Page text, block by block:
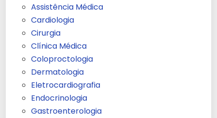
Assistência Médica
Cardiologia
Cirurgia
Clínica Médica
Coloproctologia
Dermatologia
Eletrocardiografia
Endocrinologia
Gastroenterologia